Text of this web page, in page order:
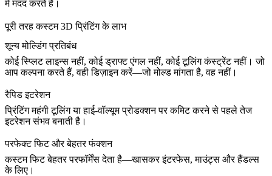
में मदद करते हैं।
पूरी तरह कस्टम 3D प्रिंटिंग के लाभ
शून्य मोल्डिंग प्रतिबंध
कोई स्प्लिट लाइन्स नहीं, कोई ड्राफ्ट एंगल नहीं, कोई टूलिंग कंस्ट्रेंट नहीं। जो
आप कल्पना करते हैं, वही डिज़ाइन करें—जो मोल्ड मांगता है, वह नहीं।
रैपिड इटरेशन
प्रिंटिंग महंगी टूलिंग या हाई-वॉल्यूम प्रोडक्शन पर कमिट करने से पहले तेज
इटरेशन संभव बनाती है।
परफेक्ट फिट और बेहतर फंक्शन
कस्टम फिट बेहतर परफॉर्मेंस देता है—खासकर इंटरफेस, माउंट्स और हैंडल्स
के लिए।